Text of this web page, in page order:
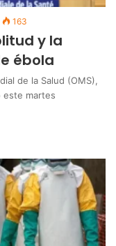
163
y la
ébola
de la Salud (OMS),
este martes